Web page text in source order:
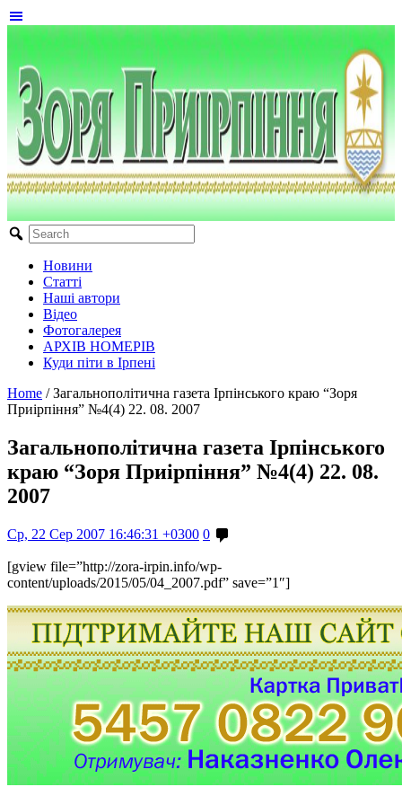
Новини
Статті
Наші автори
Відео
Фотогалерея
АРХІВ НОМЕРІВ
Куди піти в Ірпені
Home / Загальнополітична газета Ірпінського краю “Зоря
Приірпіння” №4(4) 22. 08. 2007
Загальнополітична газета Ірпінського
краю “Зоря Приірпіння” №4(4) 22. 08.
2007
Ср, 22 Сер 2007 16:46:31 +0300 0
[gview file=”http://zora-irpin.info/wp-
content/uploads/2015/05/04_2007.pdf” save=”1″]